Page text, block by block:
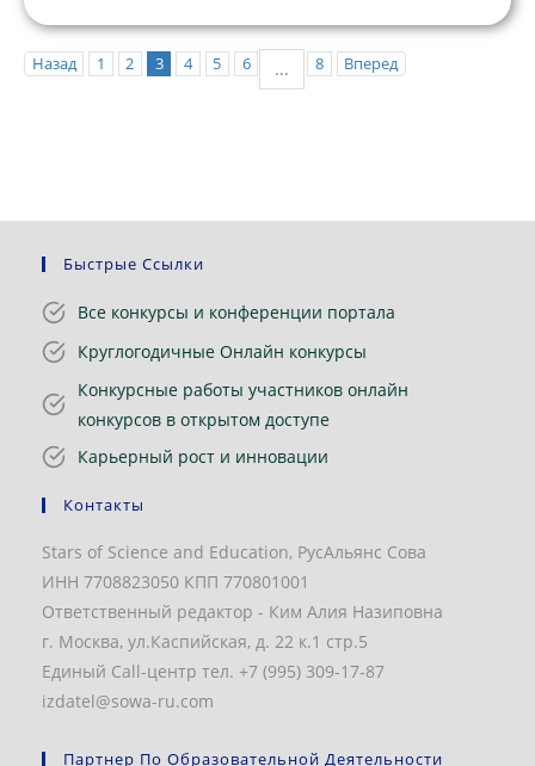
Назад 1 2 3 4 5 6 ... 8 Вперед
Быстрые Ссылки
Все конкурсы и конференции портала
Круглогодичные Онлайн конкурсы
Конкурсные работы участников онлайн
конкурсов в открытом доступе
Карьерный рост и инновации
Контакты
Stars of Science and Education, РусАльянс Сова
ИНН 7708823050 КПП 770801001
Ответственный редактор - Ким Алия Назиповна
г. Москва, ул.Каспийская, д. 22 к.1 стр.5
Единый Call-центр тел. +7 (995) 309-17-87
izdatel@sowa-ru.com
Партнер По Образовательной Деятельности